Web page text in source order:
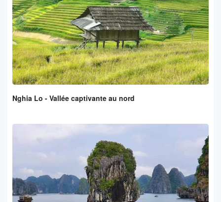
Nghia Lo - Vallée captivante au nord